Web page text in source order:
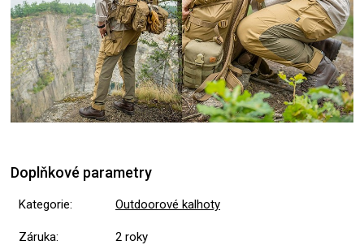
Doplňkové parametry
Kategorie: Outdoorové kalhoty
Záruka: 2 roky